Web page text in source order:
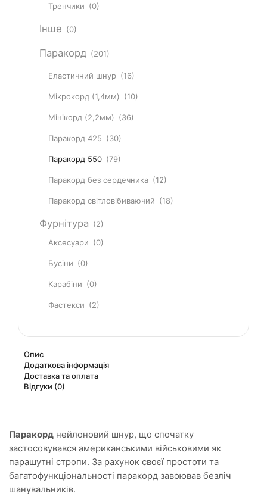
Тренчики (0)
Інше (0)
Паракорд (201)
Еластичний шнур (16)
Мікрокорд (1,4мм) (10)
Мінікорд (2,2мм) (36)
Паракорд 425 (30)
Паракорд 550 (79)
Паракорд без сердечника (12)
Паракорд світловібиваючий (18)
Фурнітура (2)
Аксесуари (0)
Бусіни (0)
Карабіни (0)
Фастекси (2)
Опис
Додаткова інформація
Доставка та оплата
Відгуки (0)
Паракорд нейлоновий шнур, що спочатку
застосовувався американськими військовими як
парашутні стропи. За рахунок своєї простоти та
багатофункціональності паракорд завоював безліч
шанувальників.